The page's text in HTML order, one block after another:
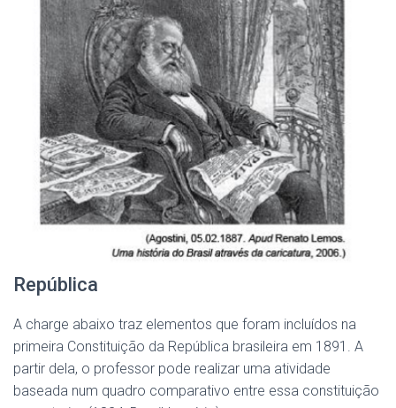
República
A charge abaixo traz elementos que foram incluídos na
primeira Constituição da República brasileira em 1891. A
partir dela, o professor pode realizar uma atividade
baseada num quadro comparativo entre essa constituição